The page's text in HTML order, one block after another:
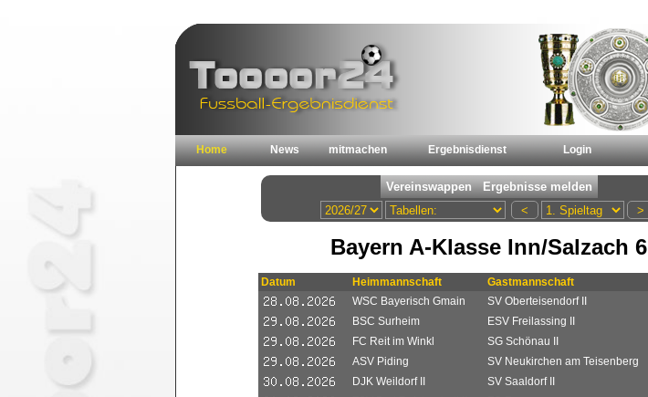
Home News mitmachen Ergebnisdienst Login
Bayern A-Klasse Inn/Salzach 6
Datum Heimmannschaft Gastmannschaft
WSC Bayerisch Gmain
SV Oberteisendorf II
BSC Surheim
ESV Freilassing II
FC Reit im Winkl
SG Schönau II
ASV Piding
SV Neukirchen am Teisenberg
DJK Weildorf II
SV Saaldorf II